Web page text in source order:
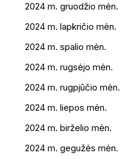
2024 m. gruodžio mėn.
2024 m. lapkričio mėn.
2024 m. spalio mėn.
2024 m. rugsėjo mėn.
2024 m. rugpjūčio mėn.
2024 m. liepos mėn.
2024 m. birželio mėn.
2024 m. gegužės mėn.